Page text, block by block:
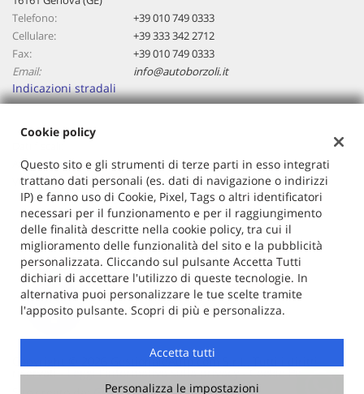
Telefono:
+39 010 749 0333
Cellulare:
+39 333 342 2712
Fax:
+39 010 749 0333
Email:
info@autoborzoli.it
Indicazioni stradali
Autoborzoli Di Cavallaro Antonino
Via Borzoli, 68/a, Genova (GE)
C.F/P.IVA:01153970106
Registro delle imprese:GE
Copyright © 2026 GestionaleAuto.com S.r.l., Tutti i diritti
riservati -Leggi l'informativa sulla privacy-Cookie Policy
Cookie policy
Questo sito e gli strumenti di terze parti in esso integrati
trattano dati personali (es. dati di navigazione o indirizzi
IP) e fanno uso di Cookie, Pixel, Tags o altri identificatori
necessari per il funzionamento e per il raggiungimento
delle finalità descritte nella cookie policy, tra cui il
miglioramento delle funzionalità del sito e la pubblicità
personalizzata. Cliccando sul pulsante Accetta Tutti
dichiari di accettare l'utilizzo di queste tecnologie. In
alternativa puoi personalizzare le tue scelte tramite
l'apposito pulsante. Scopri di più e personalizza.
Accetta tutti
Personalizza le impostazioni
policy
Salva
le
impostazioni